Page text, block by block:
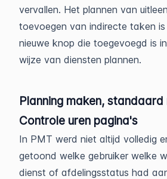
vervallen. Het plannen van
toevoegen van indirecte taken is
nieuwe knop die toegevoegd is
wijze van diensten plannen.
Planning maken,
Controle uren pagina's
In PMT werd niet altijd volledig
getoond welke gebruiker welke
dienst of afdelingsstatus had